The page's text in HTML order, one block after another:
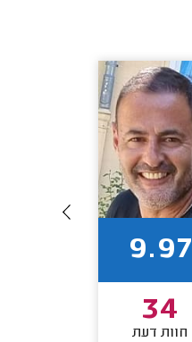
9.97
34
חוות דעת